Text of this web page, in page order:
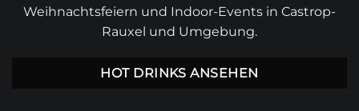
Weihnachtsfeiern und Indoor-Events in Castrop-
Rauxel und Umgebung.
HOT DRINKS ANSEHEN